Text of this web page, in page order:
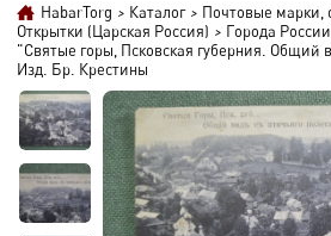
HabarTorg > Каталог > Почтовые марки,
Открытки (Царская Россия) > Города России
"Святые горы, Псковская губерния. Общий
Изд. Бр. Крестины